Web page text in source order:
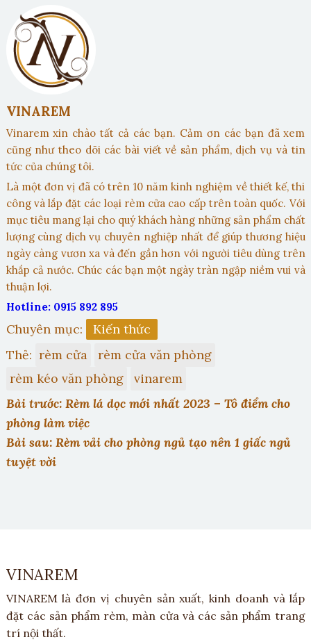
VINAREM
Vinarem xin chào tất cả các bạn. Cảm ơn các bạn đã xem
cũng như theo dõi các bài viết về sản phẩm, dịch vụ và tin
tức của chúng tôi.
Là một đơn vị đã có trên 10 năm kinh nghiệm về thiết kế, thi
công và lắp đặt các loại rèm cửa cao cấp trên toàn quốc. Với
mục tiêu mang lại cho quý khách hàng những sản phẩm chất
lượng cùng dịch vụ chuyên nghiệp nhất để giúp thương hiệu
ngày càng vươn xa và đến gần hơn với người tiêu dùng trên
khắp cả nước. Chúc các bạn một ngày tràn ngập niềm vui và
thuận lợi.
Hotline: 0915 892 895
Chuyên mục:
Kiến thức
Thẻ: rèm cửa
rèm cửa văn phòng
rèm kéo văn phòng
vinarem
Bài trước: Rèm lá dọc mới nhất 2023 – Tô điểm cho
phòng làm việc
Bài sau: Rèm vải cho phòng ngủ tạo nên 1 giấc ngủ
tuyệt vời
VINAREM
VINAREM là đơn vị chuyên sản xuất, kinh doanh và lắp
đặt các sản phẩm rèm, màn cửa và các sản phẩm trang
trí nội thất.